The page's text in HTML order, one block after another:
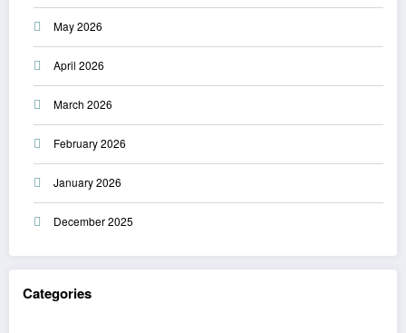
May 2026
April 2026
March 2026
February 2026
January 2026
December 2025
Categories